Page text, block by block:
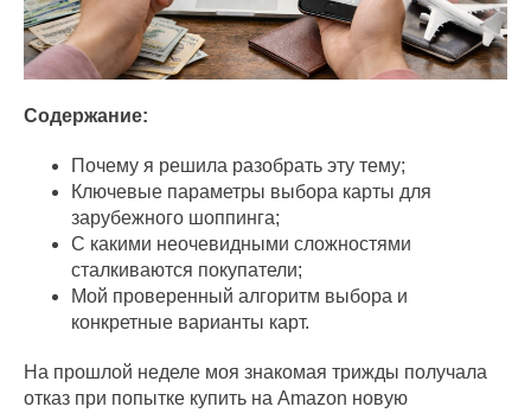
Содержание:
Почему я решила разобрать эту тему;
Ключевые параметры выбора карты для
зарубежного шоппинга;
С какими неочевидными сложностями
сталкиваются покупатели;
Мой проверенный алгоритм выбора и
конкретные варианты карт.
На прошлой неделе моя знакомая трижды получала
отказ при попытке купить на Amazon новую